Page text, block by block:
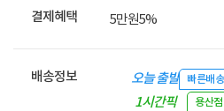
결제혜택 5만원5%
배송정보 오늘 출발 빠른배
1시간픽
용산